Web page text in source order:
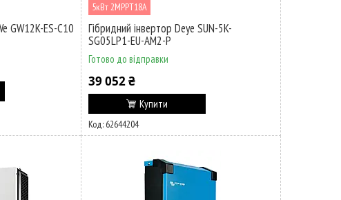
GW12K-ES-C10
5кВт 2MPPT18A
Гібридний інвертор Deye SUN-5K-
SG05LP1-EU-AM2-P
Готово до відправки
39 052 ₴
Купити
62644204